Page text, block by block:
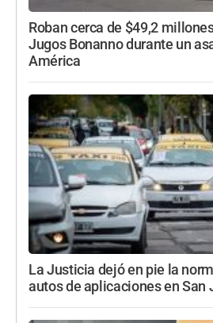
Roban cerca de $49,2
Jugos Bonanno durante un
América
La Justicia dejó en pie la
autos de aplicaciones en San